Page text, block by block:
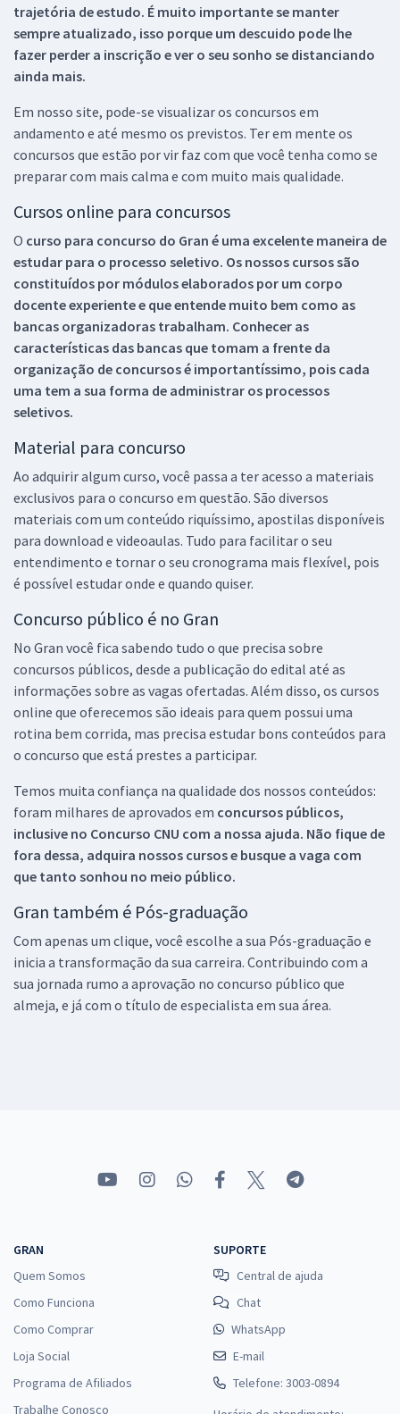
trajetória de estudo. É muito importante se manter
sempre atualizado, isso porque um descuido pode lhe
fazer perder a inscrição e ver o seu sonho se distanciando
ainda mais.
Em nosso site, pode-se visualizar os concursos em
andamento e até mesmo os previstos. Ter em mente os
concursos que estão por vir faz com que você tenha como se
preparar com mais calma e com muito mais qualidade.
Cursos online para concursos
O curso para concurso do Gran é uma excelente maneira de
estudar para o processo seletivo. Os nossos cursos são
constituídos por módulos elaborados por um corpo
docente experiente e que entende muito bem como as
bancas organizadoras trabalham. Conhecer as
características das bancas que tomam a frente da
organização de concursos é importantíssimo, pois cada
uma tem a sua forma de administrar os processos
seletivos.
Material para concurso
Ao adquirir algum curso, você passa a ter acesso a materiais
exclusivos para o concurso em questão. São diversos
materiais com um conteúdo riquíssimo, apostilas disponíveis
para download e videoaulas. Tudo para facilitar o seu
entendimento e tornar o seu cronograma mais flexível, pois
é possível estudar onde e quando quiser.
Concurso público é no Gran
No Gran você fica sabendo tudo o que precisa sobre
concursos públicos, desde a publicação do edital até as
informações sobre as vagas ofertadas. Além disso, os cursos
online que oferecemos são ideais para quem possui uma
rotina bem corrida, mas precisa estudar bons conteúdos para
o concurso que está prestes a participar.
Temos muita confiança na qualidade dos nossos conteúdos:
foram milhares de aprovados em concursos públicos,
inclusive no Concurso CNU com a nossa ajuda. Não fique de
fora dessa, adquira nossos cursos e busque a vaga com
que tanto sonhou no meio público.
Gran também é Pós-graduação
Com apenas um clique, você escolhe a sua Pós-graduação e
inicia a transformação da sua carreira. Contribuindo com a
sua jornada rumo a aprovação no concurso público que
almeja, e já com o título de especialista em sua área.
GRAN
Quem Somos
Como Funciona
Como Comprar
Loja Social
Programa de Afiliados
Trabalhe Conosco
SUPORTE
Central de ajuda
Chat
WhatsApp
E-mail
Telefone: 3003-0894